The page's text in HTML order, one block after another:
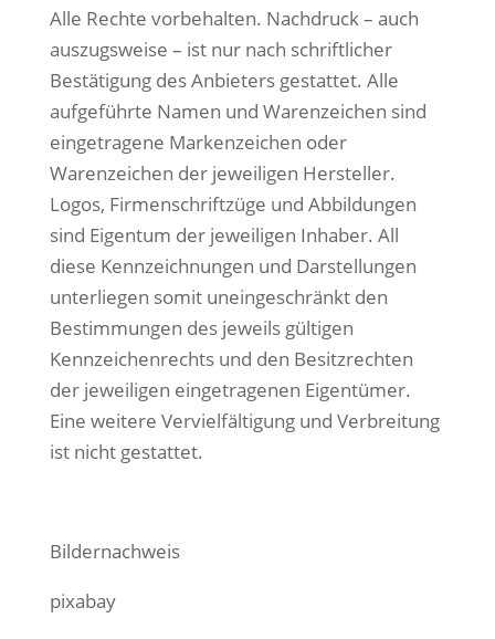
Alle Rechte vorbehalten. Nachdruck – auch
auszugsweise – ist nur nach schriftlicher
Bestätigung des Anbieters gestattet. Alle
aufgeführte Namen und Warenzeichen sind
eingetragene Markenzeichen oder
Warenzeichen der jeweiligen Hersteller.
Logos, Firmenschriftzüge und Abbildungen
sind Eigentum der jeweiligen Inhaber. All
diese Kennzeichnungen und Darstellungen
unterliegen somit uneingeschränkt den
Bestimmungen des jeweils gültigen
Kennzeichenrechts und den Besitzrechten
der jeweiligen eingetragenen Eigentümer.
Eine weitere Vervielfältigung und Verbreitung
ist nicht gestattet.
Bildernachweis
pixabay